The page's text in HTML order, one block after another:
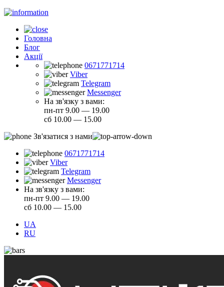
Головна
Блог
Акції
0671771714
Viber
Telegram
Messenger
На зв'язку з вами:
пн-пт 9.00 — 19.00
сб 10.00 — 15.00
Зв'язатися з нами
0671771714
Viber
Telegram
Messenger
На зв'язку з вами:
пн-пт 9.00 — 19.00
сб 10.00 — 15.00
UA
RU